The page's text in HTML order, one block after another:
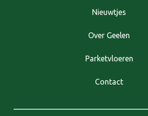
Nieuwtjes
Over Geelen
Parketvloeren
Contact